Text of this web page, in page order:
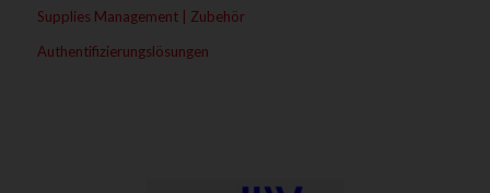
Supplies Management | Zubehör
Authentifizierungslösungen